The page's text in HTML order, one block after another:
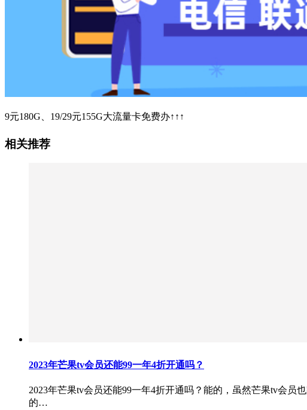
9元180G、19/29元155G大流量卡免费办↑↑↑
相关推荐
2023年芒果tv会员还能99一年4折开通吗？
2023年芒果tv会员还能99一年4折开通吗？能的，虽然芒果tv会员
的…